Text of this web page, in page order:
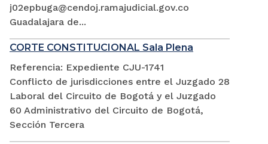
j02epbuga@cendoj.ramajudicial.gov.co
Guadalajara de...
CORTE CONSTITUCIONAL Sala Plena
Referencia: Expediente CJU-1741
Conflicto de jurisdicciones entre el Juzgado 28
Laboral del Circuito de Bogotá y el Juzgado
60 Administrativo del Circuito de Bogotá,
Sección Tercera